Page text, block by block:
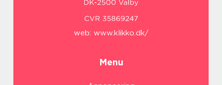
web: www.klikko.dk/
Menu